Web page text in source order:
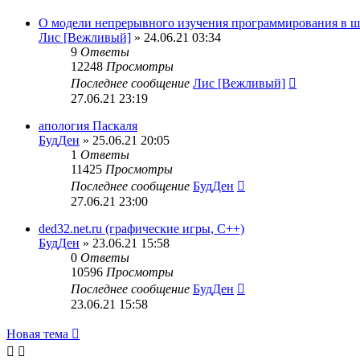
О модели непрерывного изучения программирования в
Лис [Вежливый] » 24.06.21 03:34
9 Ответы
12248 Просмотры
Последнее сообщение Лис [Вежливый]
27.06.21 23:19
апология Паскаля
БудДен » 25.06.21 20:05
1 Ответы
11425 Просмотры
Последнее сообщение БудДен
27.06.21 23:00
ded32.net.ru (графические игры, С++)
БудДен » 23.06.21 15:58
0 Ответы
10596 Просмотры
Последнее сообщение БудДен
23.06.21 15:58
Новая тема